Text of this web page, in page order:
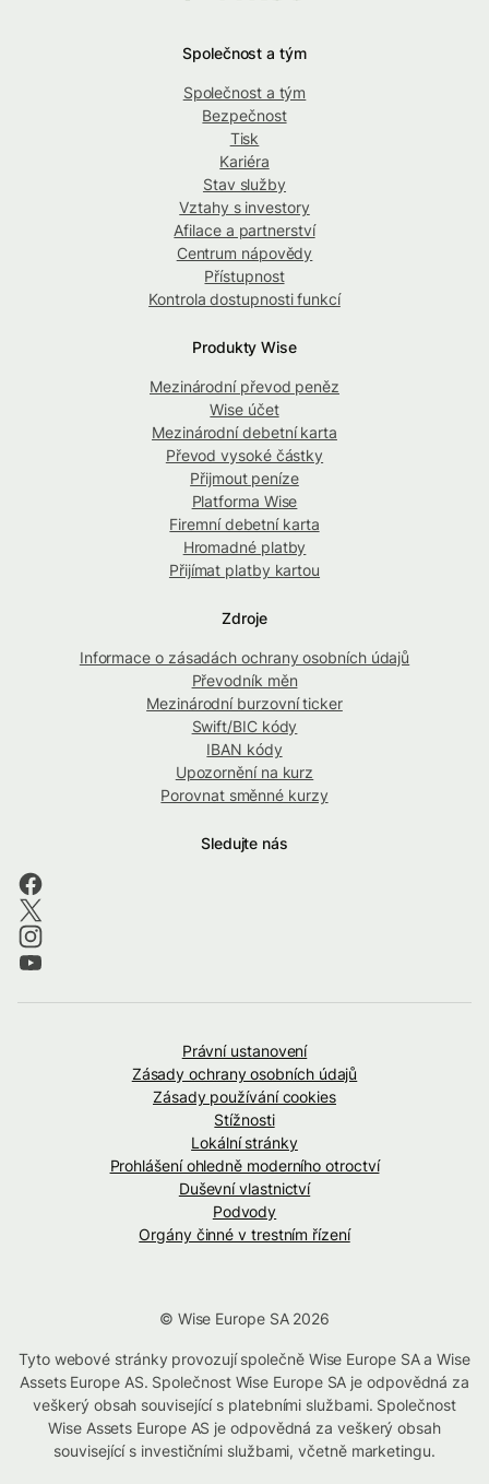
Společnost a tým
Společnost a tým
Bezpečnost
Tisk
Kariéra
Stav služby
Vztahy s investory
Afilace a partnerství
Centrum nápovědy
Přístupnost
Kontrola dostupnosti funkcí
Produkty Wise
Mezinárodní převod peněz
Wise účet
Mezinárodní debetní karta
Převod vysoké částky
Přijmout peníze
Platforma Wise
Firemní debetní karta
Hromadné platby
Přijímat platby kartou
Zdroje
Informace o zásadách ochrany osobních údajů
Převodník měn
Mezinárodní burzovní ticker
Swift/BIC kódy
IBAN kódy
Upozornění na kurz
Porovnat směnné kurzy
Sledujte nás
Právní ustanovení
Zásady ochrany osobních údajů
Zásady používání cookies
Stížnosti
Lokální stránky
Prohlášení ohledně moderního otroctví
Duševní vlastnictví
Podvody
Orgány činné v trestním řízení
© Wise Europe SA 2026
Tyto webové stránky provozují společně Wise Europe SA a Wise
Assets Europe AS. Společnost Wise Europe SA je odpovědná za
veškerý obsah související s platebními službami. Společnost
Wise Assets Europe AS je odpovědná za veškerý obsah
související s investičními službami, včetně marketingu.